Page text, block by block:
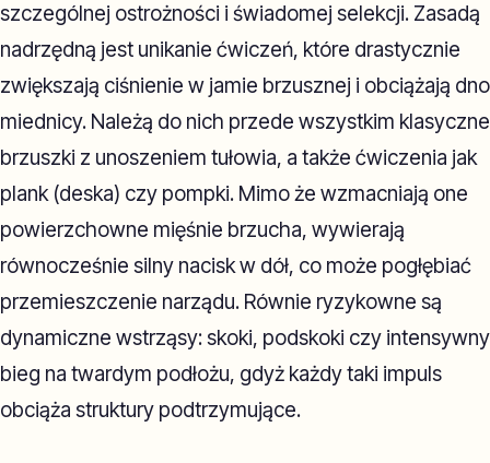
szczególnej ostrożności i świadomej selekcji. Zasadą
nadrzędną jest unikanie ćwiczeń, które drastycznie
zwiększają ciśnienie w jamie brzusznej i obciążają dno
miednicy. Należą do nich przede wszystkim klasyczne
brzuszki z unoszeniem tułowia, a także ćwiczenia jak
plank (deska) czy pompki. Mimo że wzmacniają one
powierzchowne mięśnie brzucha, wywierają
równocześnie silny nacisk w dół, co może pogłębiać
przemieszczenie narządu. Równie ryzykowne są
dynamiczne wstrząsy: skoki, podskoki czy intensywny
bieg na twardym podłożu, gdyż każdy taki impuls
obciąża struktury podtrzymujące.